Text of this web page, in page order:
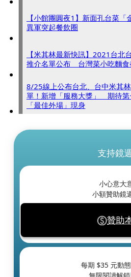
【小館團圓夜1】新面孔台菜
異軍突起餐飲圈
【米其林最新快訊】2021台北
推介名單公布 台灣菜小吃麵食
8/25線上公布台北、台中米其
單！新增「服務大獎」 期待第
「最佳外場」現身
支持鏡
小心意大
小額贊助鏡
贊助
每期 $35 元動